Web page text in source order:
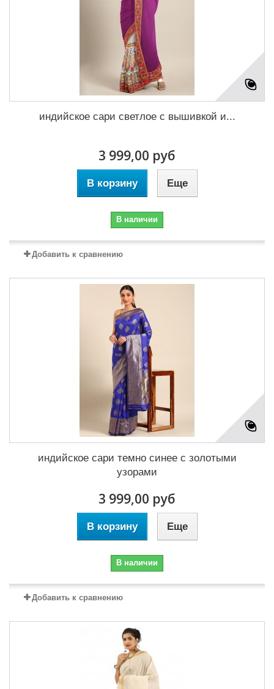
индийское сари светлое с вышивкой и...
3 999,00 руб
В корзину Еще
В наличии
Добавить к сравнению
индийское сари темно синее с золотыми
узорами
3 999,00 руб
В корзину Еще
В наличии
Добавить к сравнению